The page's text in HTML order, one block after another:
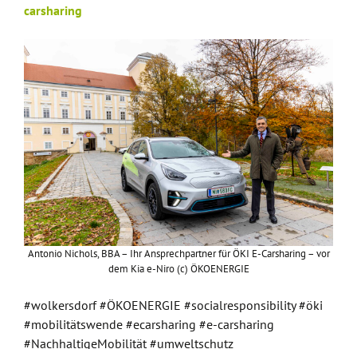
carsharing
Antonio Nichols, BBA – Ihr Ansprechpartner für ÖKI E-Carsharing – vor
dem Kia e-Niro (c) ÖKOENERGIE
#wolkersdorf #ÖKOENERGIE #socialresponsibility #öki
#mobilitätswende #ecarsharing #e-carsharing
#NachhaltigeMobilität #umweltschutz